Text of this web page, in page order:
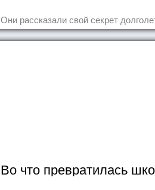
Они рассказали свой секрет
Во что превратилась